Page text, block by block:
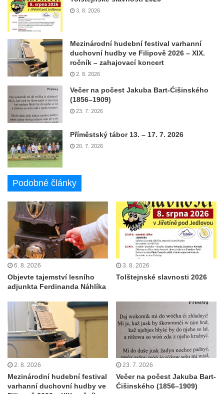
3. 8. 2026
Mezinárodní hudební festival varhanní
duchovní hudby ve Filipově 2026 – XIX.
ročník – zahajovací koncert
2. 8. 2026
Večer na počest Jakuba Bart-Ćišinského
(1856–1909)
23. 7. 2026
Příměstský tábor 13. – 17. 7. 2026
20. 7. 2026
Podobné články
6. 8. 2026
Objevte tajemství lesního
adjunkta Ferdinanda Náhlíka
3. 8. 2026
Tolštejnské slavnosti 2026
2. 8. 2026
Mezinárodní hudební festival
varhanní duchovní hudby ve
23. 7. 2026
Večer na počest Jakuba Bart-
Ćišinského (1856–1909)